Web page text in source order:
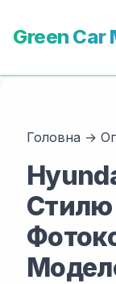
Green Car
Головна →
Стилю